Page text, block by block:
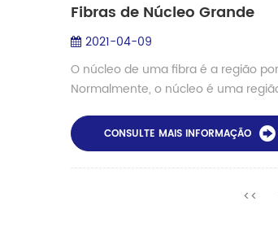
Fibras de Núcleo Grande
2021-04-09
O núcleo de uma fibra é a região
Normalmente, o núcleo é uma
CONSULTE MAIS INFORMAÇÃO
<<